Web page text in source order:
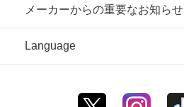
メーカーからの重要なお知らせ
Language